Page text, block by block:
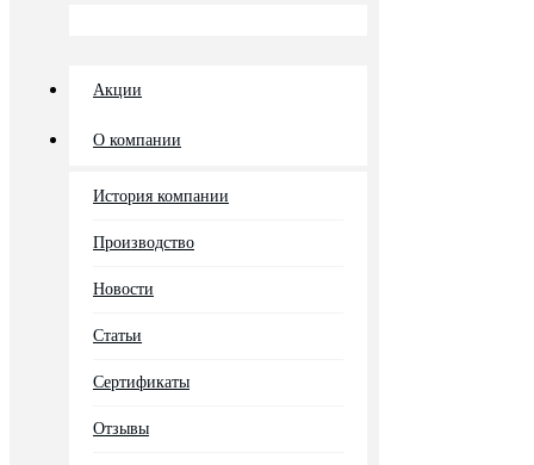
Акции
О компании
История компании
Производство
Новости
Статьи
Сертификаты
Отзывы